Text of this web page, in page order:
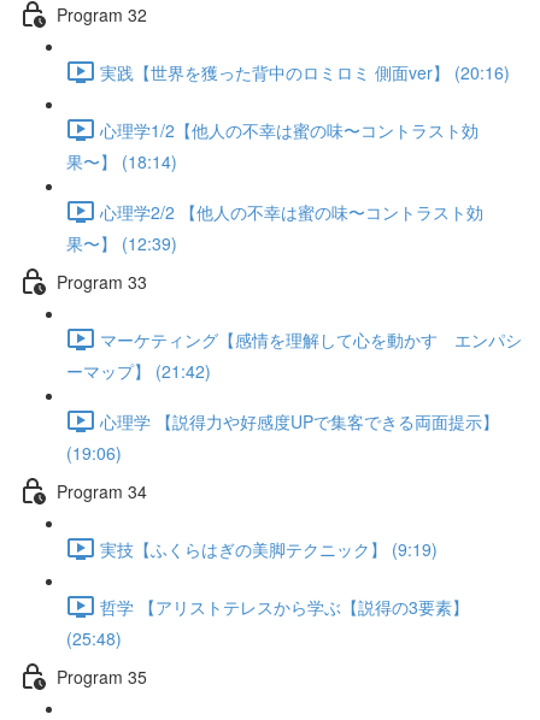
Program 32
実践【世界を獲った背中のロミロミ 側面ver】 (20:16)
心理学1/2【他人の不幸は蜜の味〜コントラスト効
果〜】 (18:14)
心理学2/2 【他人の不幸は蜜の味〜コントラスト効
果〜】 (12:39)
Program 33
マーケティング【感情を理解して心を動かす エンパシ
ーマップ】 (21:42)
心理学 【説得力や好感度UPで集客できる両面提示】
(19:06)
Program 34
実技【ふくらはぎの美脚テクニック】 (9:19)
哲学 【アリストテレスから学ぶ【説得の3要素】
(25:48)
Program 35